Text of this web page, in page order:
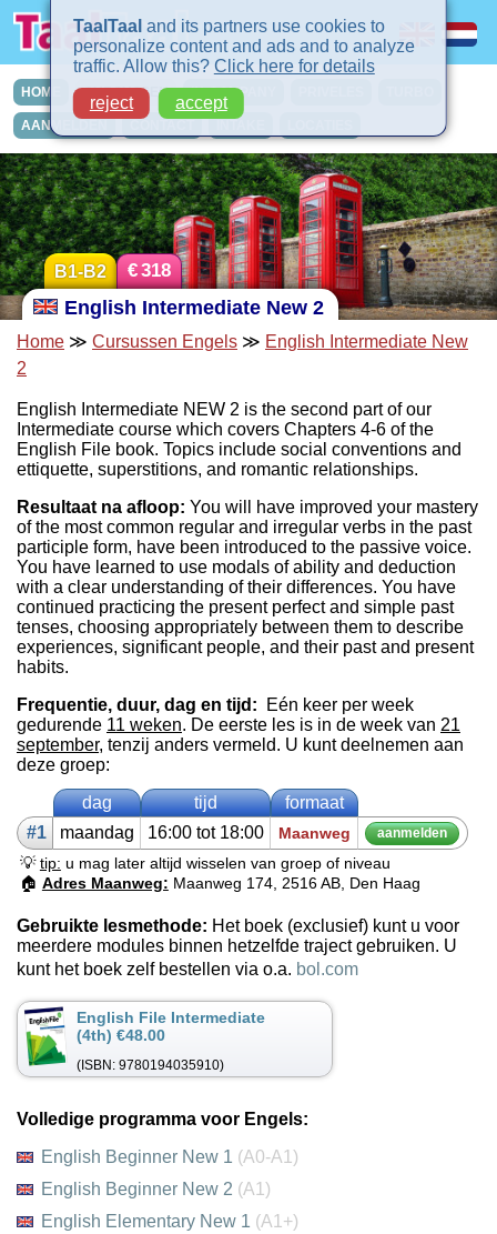
HOME CURSUSSEN IN-COMPANY
AANMELDEN
English Intermediate New 2
B1-B2 €318
Home ≫ Cursussen Engels ≫ English Intermediate New
2
English Intermediate NEW 2 is the second part of our
Intermediate course which covers Chapters 4-6 of the
English File book. Topics include social conventions and
ettiquette, superstitions, and romantic relationships.
Resultaat na afloop: You will have improved your mastery
of the most common regular and irregular verbs in the past
participle form, have been introduced to the passive voice.
You have learned to use modals of ability and deduction
with a clear understanding of their differences. You have
continued practicing the present perfect and simple past
tenses, choosing appropriately between them to describe
experiences, significant people, and their past and present
habits.
Frequentie, duur, dag en tijd: Eén keer per week
gedurende 11 weken. De eerste les is in de week van 21
september, tenzij anders vermeld. U kunt deelnemen aan
deze groep:
dag
tijd
formaat
#1
maan­dag 16:00 tot 18:00 Maanweg aan­mel­den
💡tip: u mag later altijd wisselen van groep of niveau
🏠 Adres Maanweg: Maanweg 174, 2516 AB, Den Haag
Gebruikte lesmethode: Het boek (exclusief) kunt u voor
meerdere modules binnen hetzelfde traject gebruiken. U
kunt het boek zelf bestellen via o.a. bol.com
English File Intermediate
(4th) €48.00
(ISBN: 9780194035910)
Volledige programma voor Engels:
English Beginner New 1 (A0-A1)
English Beginner New 2 (A1)
English Elementary New 1 (A1+)
TaalTaal and its partners use cookies to
personalize content and ads and to analyze
traffic. Allow this? Click here for details
reject
accept